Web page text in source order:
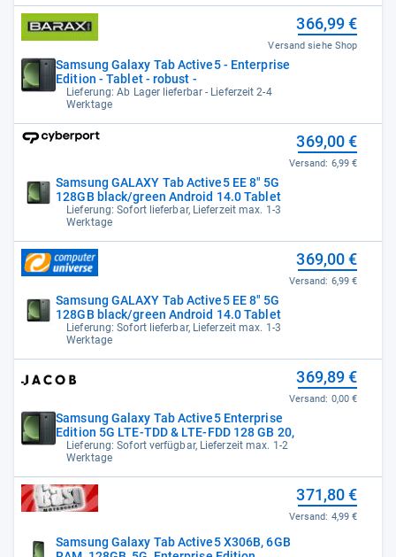
Samsung Galaxy Tab Active5 - Enterprise
Edition - Tablet - robust -
Lieferung: Ab Lager lieferbar - Lieferzeit 2-4
Werktage
366,99 €
Versand siehe Shop
Samsung GALAXY Tab Active5 EE 8" 5G
128GB black/green Android 14.0 Tablet
Lieferung: Sofort lieferbar, Lieferzeit max. 1-3
Werktage
369,00 €
Versand: 6,99 €
Samsung GALAXY Tab Active5 EE 8" 5G
128GB black/green Android 14.0 Tablet
Lieferung: Sofort lieferbar, Lieferzeit max. 1-3
Werktage
369,00 €
Versand: 6,99 €
Samsung Galaxy Tab Active5 Enterprise
Edition 5G LTE-TDD & LTE-FDD 128 GB 20,
Lieferung: Sofort verfügbar, Lieferzeit max. 1-2
Werktage
369,89 €
Versand: 0,00 €
Samsung Galaxy Tab Active5 X306B, 6GB
371,80 €
Versand: 4,99 €